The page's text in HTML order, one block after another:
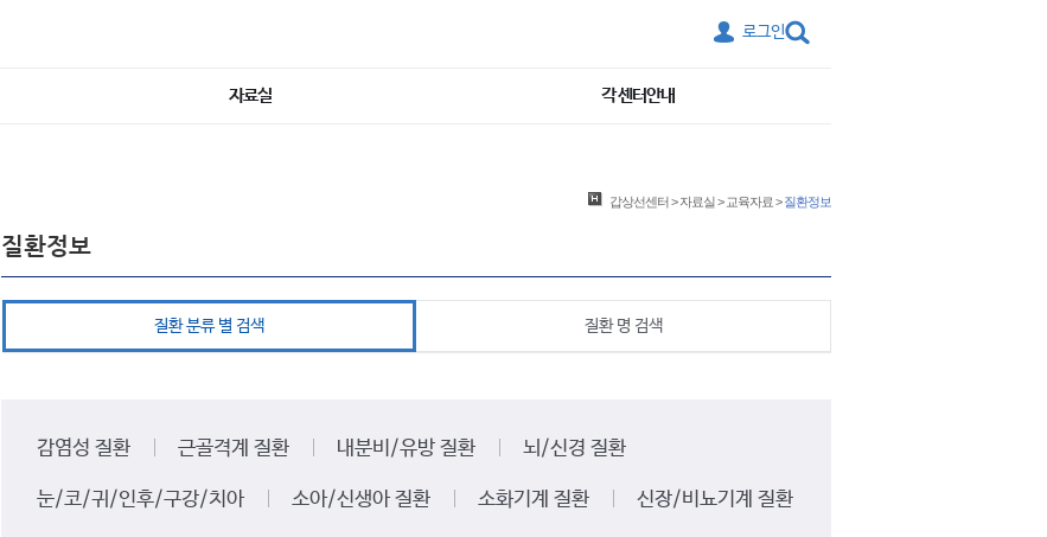
로그인
자료실 각 센터안내
갑상선센터>자료실> 교육자료 >질환정보
질환정보
질환 분류 별 검색 질환 명 검색
감염성 질환 근골격계 질환 내분비/유방 질환 뇌/신경 질환
눈/코/귀/인후/구강/치아 소아/신생아 질환 소화기계 질환 신장/비뇨기계 질환